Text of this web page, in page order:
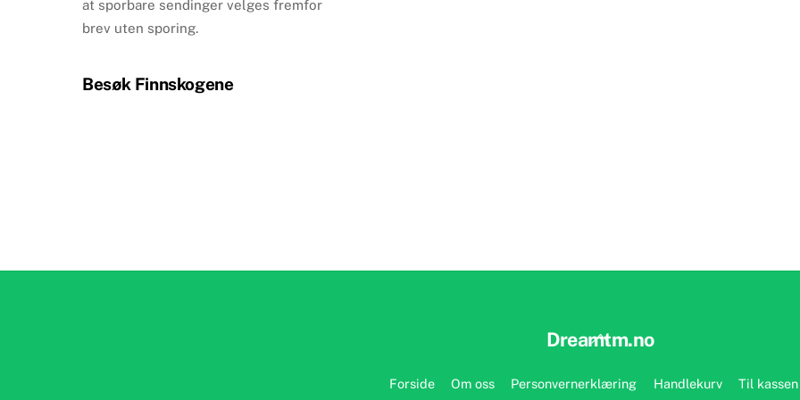
at sporbare sendinger velges fremfor
brev uten sporing.
Besøk Finnskogene
Back
Top
Dreamtm.no
Forside Om oss Personvernerklæring Handlekurv Til kassen